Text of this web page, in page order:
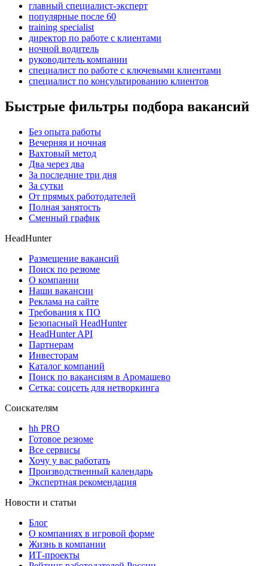
главный специалист-эксперт
популярные после 60
training specialist
директор по работе с клиентами
ночной водитель
руководитель компании
специалист по работе с ключевыми клиентами
специалист по консультированию клиентов
Быстрые фильтры подбора вакансий
Без опыта работы
Вечерняя и ночная
Вахтовый метод
Два через два
За последние три дня
За сутки
От прямых работодателей
Полная занятость
Сменный график
HeadHunter
Размещение вакансий
Поиск по резюме
О компании
Наши вакансии
Реклама на сайте
Требования к ПО
Безопасный HeadHunter
HeadHunter API
Партнерам
Инвесторам
Каталог компаний
Поиск по вакансиям в Аромашево
Сетка: соцсеть для нетворкинга
Соискателям
hh PRO
Готовое резюме
Все сервисы
Хочу у вас работать
Производственный календарь
Экспертная рекомендация
Новости и статьи
Блог
О компаниях в игровой форме
Жизнь в компании
ИТ-проекты